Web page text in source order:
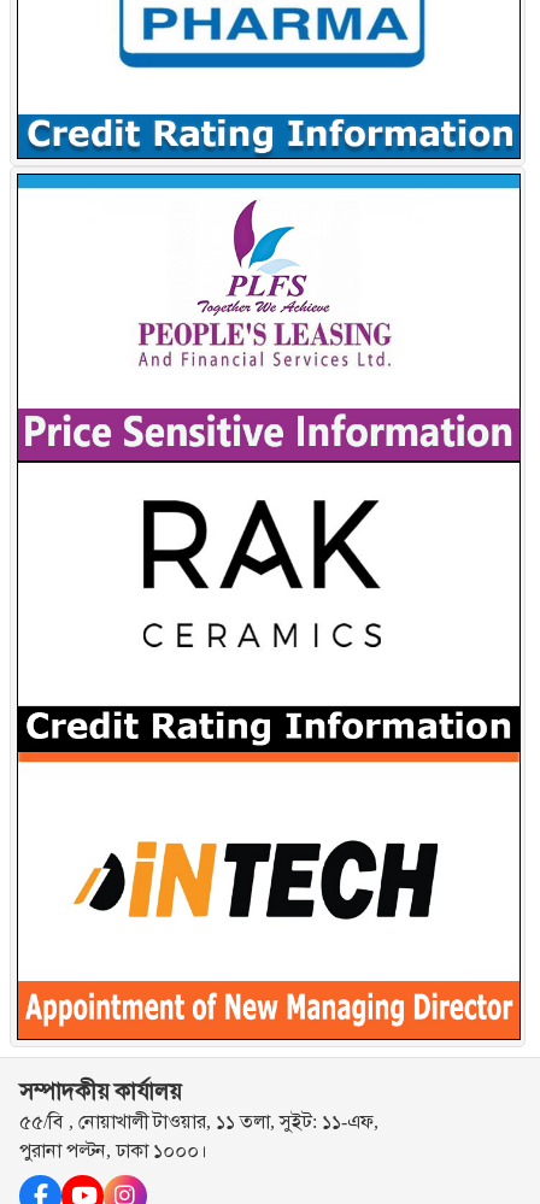
সম্পাদকীয় কার্যালয়
৫৫/বি , নোয়াখালী টাওয়ার, ১১ তলা, সুইট: ১১-এফ,
পুরানা পল্টন, ঢাকা ১০০০।